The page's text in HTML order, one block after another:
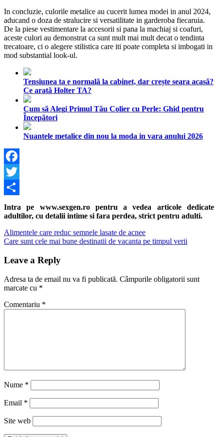
In concluzie, culorile metalice au cucerit lumea modei in anul 2024,
aducand o doza de stralucire si versatilitate in garderoba fiecaruia.
De la piese vestimentare la accesorii si pana la machiaj si coafuri,
aceste culori au demonstrat ca sunt mult mai mult decat o tendinta
trecatoare, ci o alegere stilistica care iti poate completa si imbogati in
mod substantial look-ul.
Tensiunea ta e normală la cabinet, dar crește seara acasă?
Ce arată Holter TA?
Cum să Alegi Primul Tău Colier cu Perle: Ghid pentru
Începători
Nuantele metalice din nou la moda in vara anului 2026
Facebook
Twitter
Share
Intra pe www.sexgen.ro pentru a vedea articole dedicate
adultilor, cu detalii intime si fara perdea, strict pentru adulti.
Navigare
în
articole
Previous
Post:
Alimentele care reduc semnele lasate de acnee
Next
Care sunt cele mai bune destinatii de vacanta pe timpul verii
Leave a Reply
Adresa ta de email nu va fi publicată. Câmpurile obligatorii sunt
marcate cu *
Comentariu *
Nume *
Email *
Site web